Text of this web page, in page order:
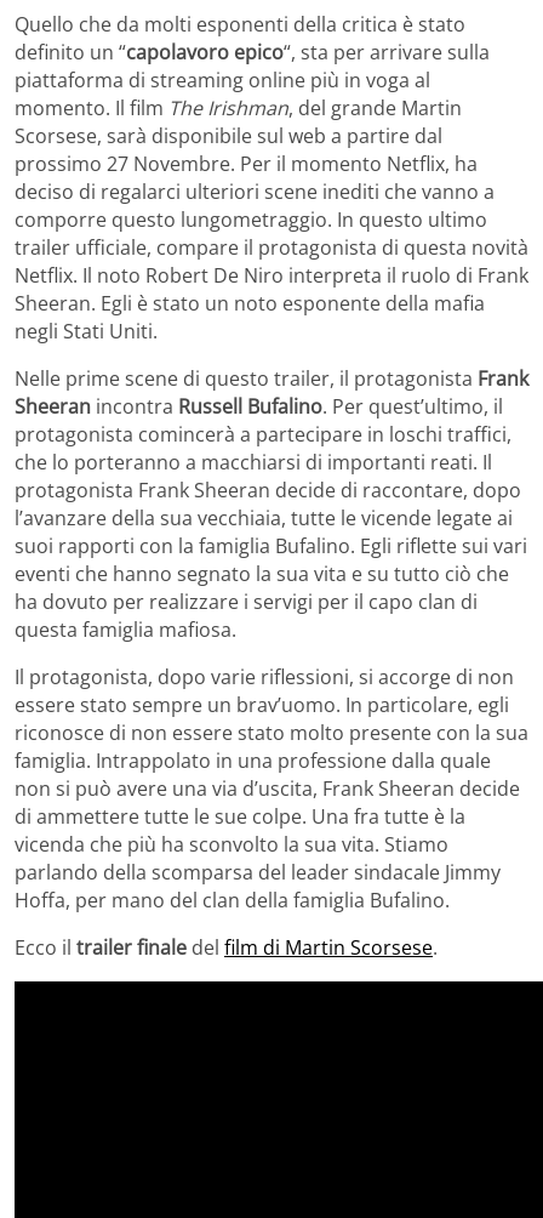
Quello che da molti esponenti della critica è stato
definito un “capolavoro epico“, sta per arrivare sulla
piattaforma di streaming online più in voga al
momento. Il film The Irishman, del grande Martin
Scorsese, sarà disponibile sul web a partire dal
prossimo 27 Novembre. Per il momento Netflix, ha
deciso di regalarci ulteriori scene inediti che vanno a
comporre questo lungometraggio. In questo ultimo
trailer ufficiale, compare il protagonista di questa novità
Netflix. Il noto Robert De Niro interpreta il ruolo di Frank
Sheeran. Egli è stato un noto esponente della mafia
negli Stati Uniti.
Nelle prime scene di questo trailer, il protagonista Frank
Sheeran incontra Russell Bufalino. Per quest’ultimo, il
protagonista comincerà a partecipare in loschi traffici,
che lo porteranno a macchiarsi di importanti reati. Il
protagonista Frank Sheeran decide di raccontare, dopo
l’avanzare della sua vecchiaia, tutte le vicende legate ai
suoi rapporti con la famiglia Bufalino. Egli riflette sui vari
eventi che hanno segnato la sua vita e su tutto ciò che
ha dovuto per realizzare i servigi per il capo clan di
questa famiglia mafiosa.
Il protagonista, dopo varie riflessioni, si accorge di non
essere stato sempre un brav’uomo. In particolare, egli
riconosce di non essere stato molto presente con la sua
famiglia. Intrappolato in una professione dalla quale
non si può avere una via d’uscita, Frank Sheeran decide
di ammettere tutte le sue colpe. Una fra tutte è la
vicenda che più ha sconvolto la sua vita. Stiamo
parlando della scomparsa del leader sindacale Jimmy
Hoffa, per mano del clan della famiglia Bufalino.
Ecco il trailer finale del film di Martin Scorsese.